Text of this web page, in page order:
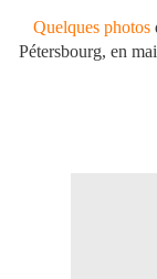
Quelques photos
Pétersbourg, en